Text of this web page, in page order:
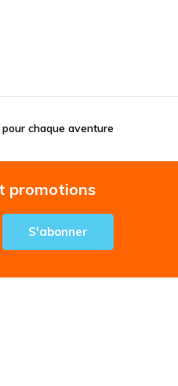
chaque aventure
promotions
S'abonner